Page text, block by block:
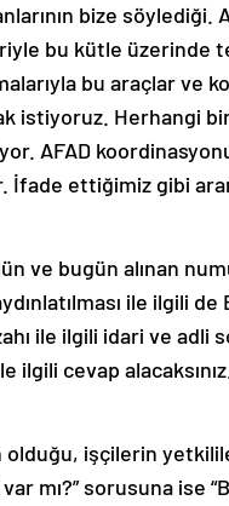
bize
bu kütle üzerinde
bu araçlar ve
istiyoruz. Herhangi bir
AFAD
ettiğimiz gibi
ve bugün alınan
ile ilgili de
ile ilgili idari ve adli
cevap
olduğu, işçilerin
mı?” sorusuna ise